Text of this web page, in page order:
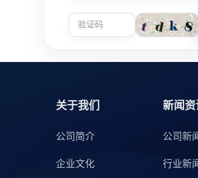
关于我们
公司简介
企业文化
新闻资
公司新
行业新